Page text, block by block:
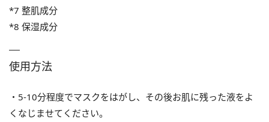
*7 整肌成分
*8 保湿成分
使用方法
・5-10分程度でマスクをはがし、その後お肌に残った液をよ
くなじませてください。